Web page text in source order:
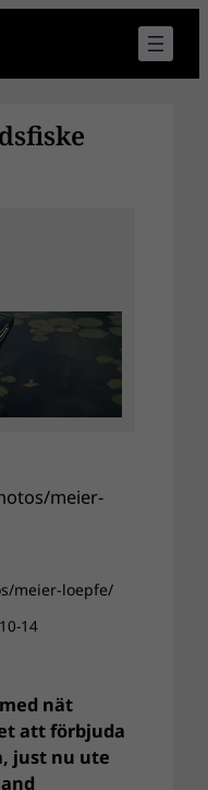
meier-loepfe/
14
nät
att förbjuda
just nu ute